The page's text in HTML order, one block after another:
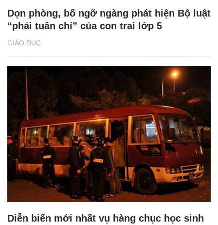
GIÁO DỤC
Dọn phòng, bố ngỡ ngàng phát hiện Bộ luật
“phải tuân chỉ” của con trai lớp 5
Diễn biến mới nhất vụ hàng chục học sinh